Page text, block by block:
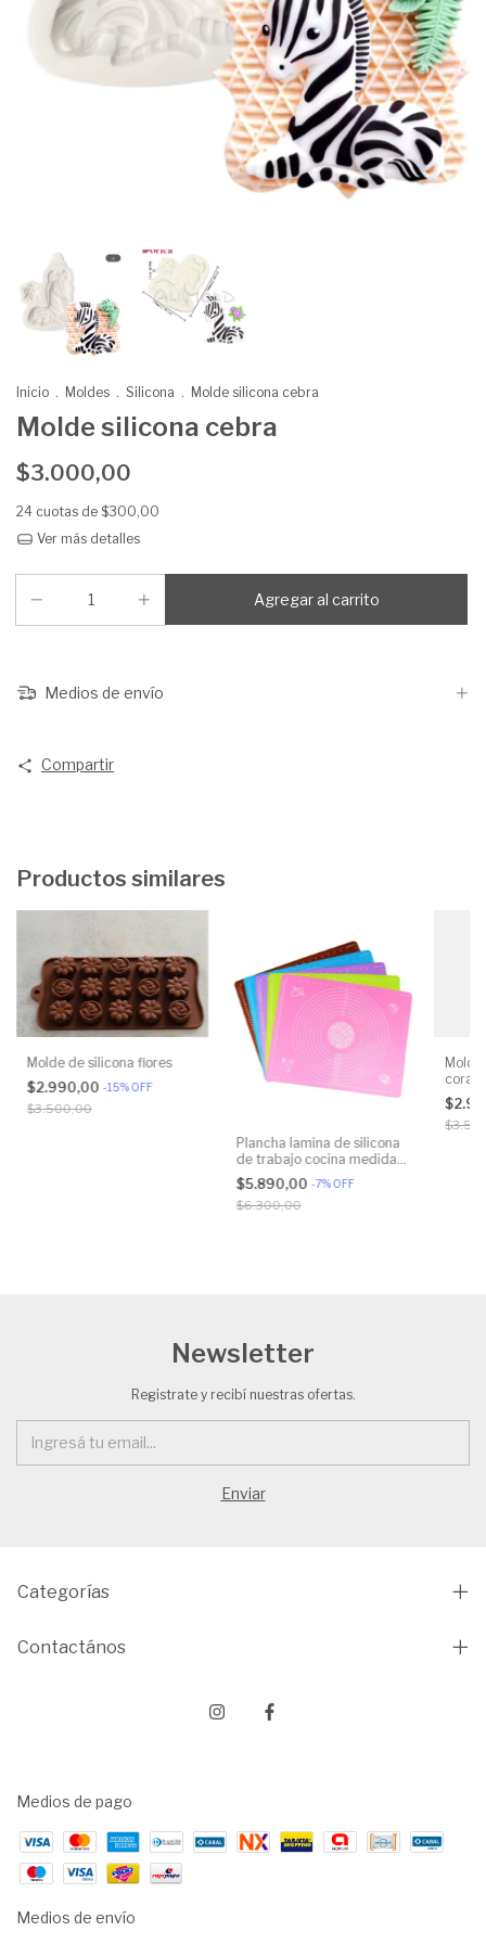
Inicio . Moldes . Silicona . Molde silicona cebra
Molde silicona cebra
$3.000,00
24 cuotas de $300,00
Ver más detalles
Medios de envío
Compartir
Productos similares
Molde de silicona flores
$2.990,00 -15%OFF
$3.500,00
Plancha lamina de silicona
de trabajo cocina medidas
antiadherente
$5.890,00 -7%OFF
$6.300,00
Newsletter
Registrate y recibí nuestras ofertas.
Categorías
Contactános
Medios de pago
Medios de envío